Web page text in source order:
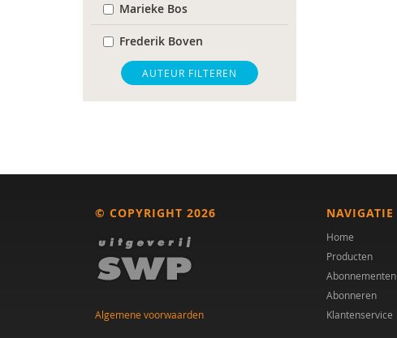
Marieke Bos
Frederik Boven
Gerrit Breeuwsma
Angela Crott
Kirstin Greaves-Lord
Jeanet Landsman
Claudia Libbi
AUTEUR FILTEREN
© COPYRIGHT 2026
Algemene voorwaarden
NAVIGATIE
Home
Producten
Abonnementen
Abonneren
Klantenservice